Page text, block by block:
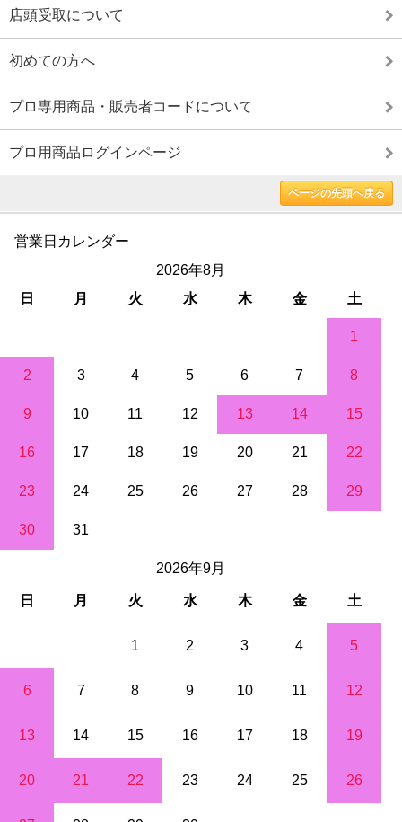
店頭受取について
初めての方へ
プロ専用商品・販売者コードについて
プロ用商品ログインページ
ページの先頭へ戻る
営業日カレンダー
2026年8月
日
月 火 水 木 金 土
1
2 3 4 5 6 7 8
9 10 11 12 13 14 15
16 17 18 19 20 21 22
23 24 25 26 27 28 29
30 31
2026年9月
日 月 火 水 木 金 土
1 2 3 4 5
6 7 8 9 10 11 12
13 14 15 16 17 18 19
20 21 22 23 24 25 26